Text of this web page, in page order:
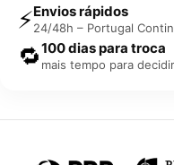
⚡Envios rápidos
24/48h – Portugal
🔁100 dias para troca
mais tempo para decidir